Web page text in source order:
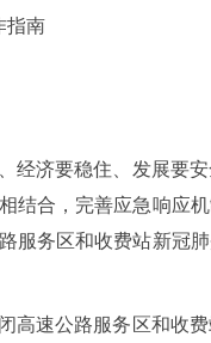
指南
经济要稳住、发展要
结合，完善应急响应
服务区和收费站新冠
速公路服务区和收费